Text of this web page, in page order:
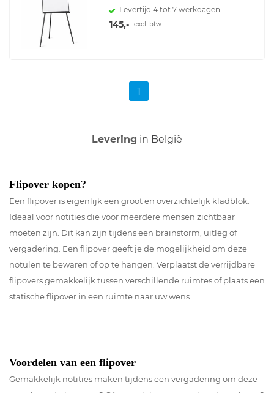
Levertijd 4 tot 7 werkdagen
145,- excl. btw
1
Voor zowelParticulierals
Flipover kopen?
Een flipover is eigenlijk een groot en overzichtelijk kladblok.
Ideaal voor notities die voor meerdere mensen zichtbaar
moeten zijn. Dit kan zijn tijdens een brainstorm, uitleg of
vergadering. Een flipover geeft je de mogelijkheid om deze
notulen te bewaren of op te hangen. Verplaatst de verrijdbare
flipovers gemakkelijk tussen verschillende ruimtes of plaats een
statische flipover in een ruimte naar uw wens.
Voordelen van een flipover
Gemakkelijk notities maken tijdens een vergadering om deze